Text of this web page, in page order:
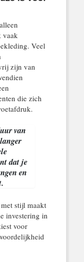
vaak
Veel
zijn van
die zich
van
dat je
en
stijl maakt
investering in
voor